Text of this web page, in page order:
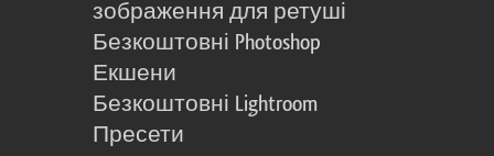
зображення для ретуші
Безкоштовні Photoshop
Екшени
Безкоштовні Lightroom
Пресети